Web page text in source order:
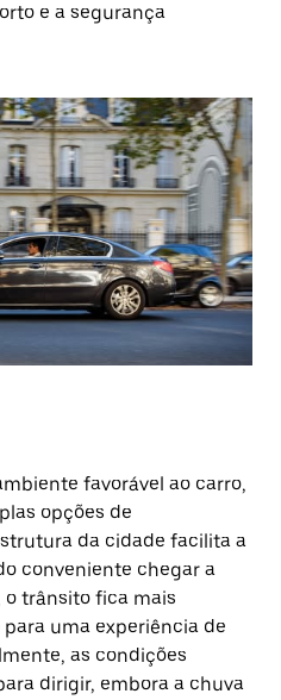
e a segurança
favorável ao carro,
opções de
da cidade facilita a
conveniente chegar a
o trânsito fica mais
uma experiência de
as condições
dirigir, embora a chuva